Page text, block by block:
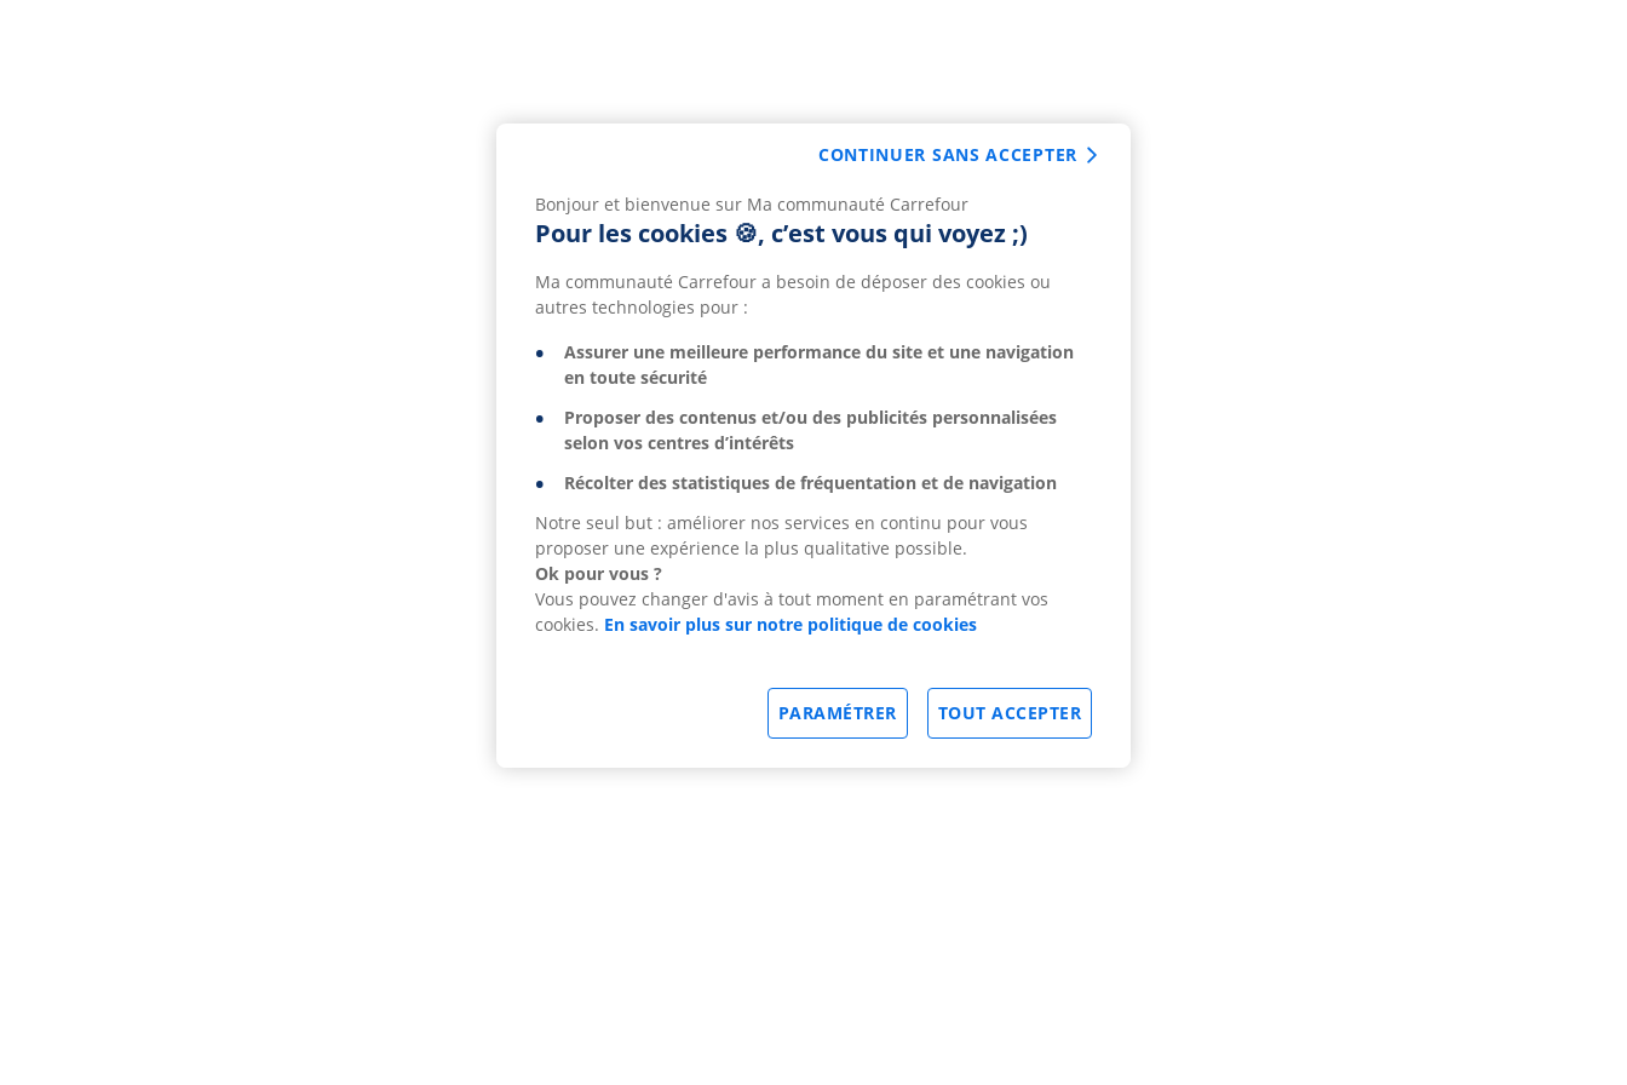
Bonjour et bienvenue sur Ma communauté Carrefour
Pour les cookies 🍪, c’est vous qui voyez ;)
Ma communauté Carrefour a besoin de déposer des cookies ou
autres technologies pour :
Assurer une meilleure performance du site et une navigation
en toute sécurité
Proposer des contenus et/ou des publicités personnalisées
selon vos centres d’intérêts
Récolter des statistiques de fréquentation et de navigation
Notre seul but : améliorer nos services en continu pour vous
proposer une expérience la plus qualitative possible.
Ok pour vous ?
Vous pouvez changer d'avis à tout moment en paramétrant vos
cookies. En savoir plus sur notre politique de cookies
TOUT ACCEPTER
PARAMÉTRER
CONTINUER SANS ACCEPTER